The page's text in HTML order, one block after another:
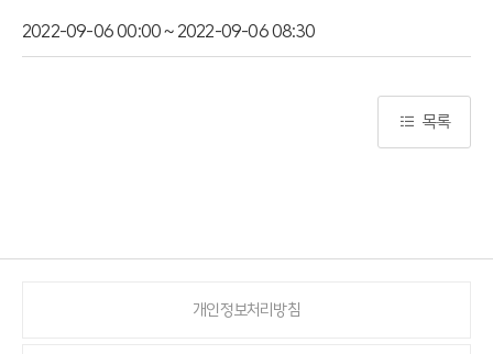
2022-09-06 00:00 ~ 2022-09-06 08:30
목록
개인정보처리방침